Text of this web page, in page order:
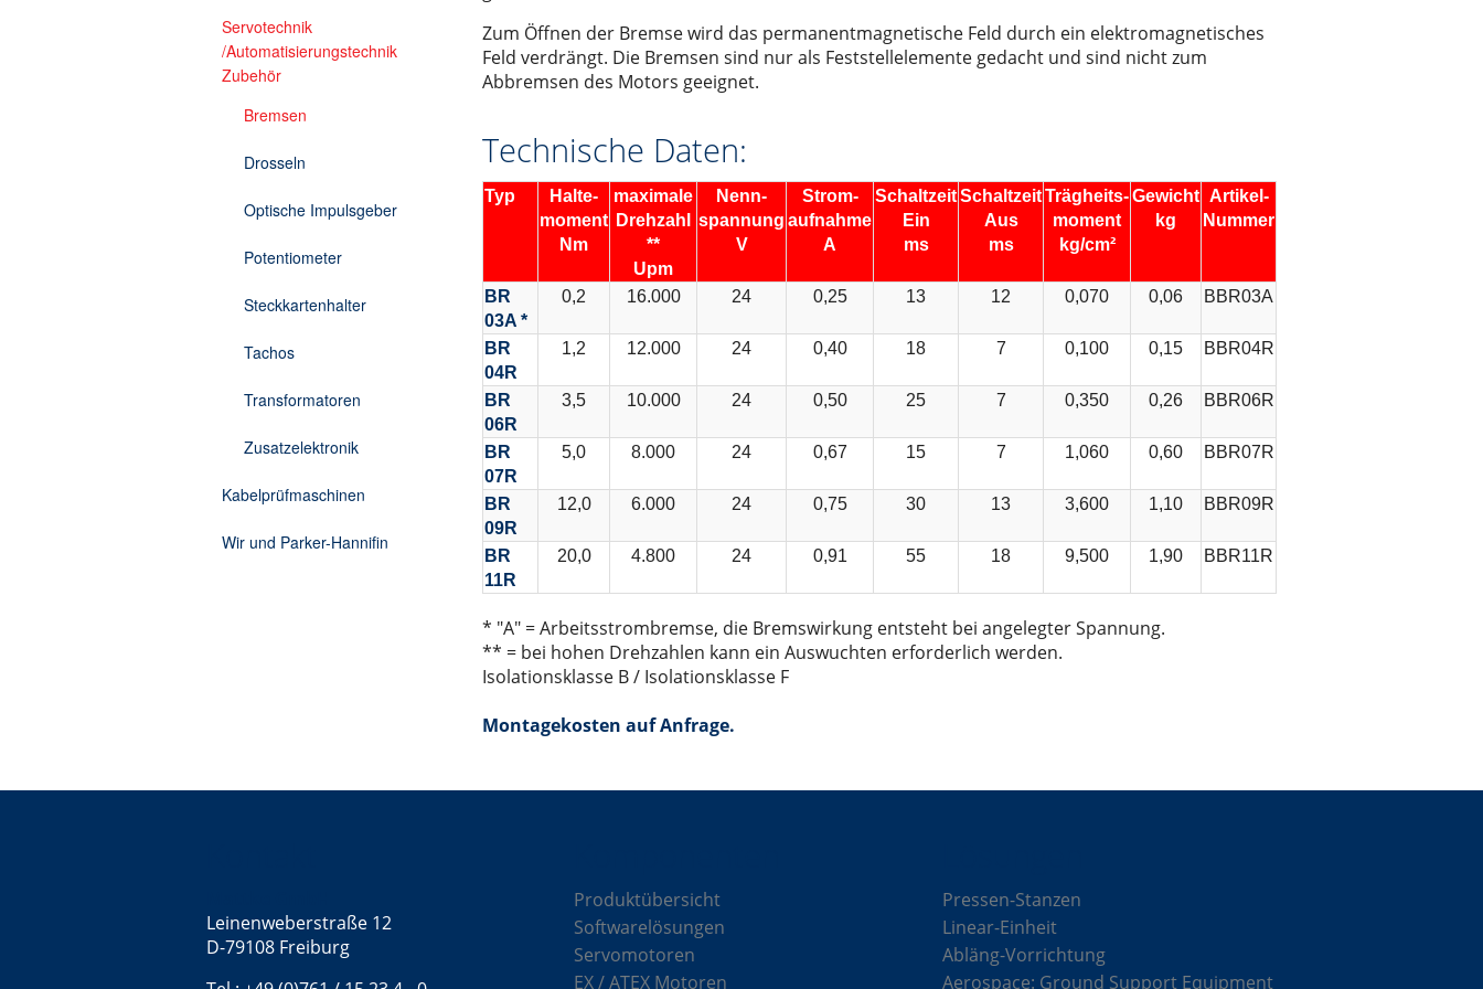
Kabelprüfmaschine Torsionstest
Servotechnik
/Automatisierungstechnik
Zubehör
Bremsen
Drosseln
Optische Impulsgeber
Potentiometer
Steckkartenhalter
Tachos
Transformatoren
Zusatzelektronik
Kabelprüfmaschinen
Wir und Parker-Hannifin
Zum Öffnen der Bremse wird das permanentmagnetische Feld durch ein elektromagnetisches
Feld verdrängt. Die Bremsen sind nur als Feststellelemente gedacht und sind nicht zum
Abbremsen des Motors geeignet.
Technische Daten:
Typ
Halte-
moment
Nm
maximale
Drehzahl
**
Upm
Nenn-
spannung
V
Strom-
aufnahme
A
Schaltzeit
Ein
ms
Schaltzeit
Aus
ms
Trägheits-
moment
kg/cm²
Gewicht
kg
Artikel-
Nummer
BR
03A *
0,2 16.000 24 0,25 13 12 0,070 0,06 BBR03A
BR
04R
1,2 12.000 24 0,40 18 7 0,100 0,15 BBR04R
BR
06R
3,5 10.000 24 0,50 25 7 0,350 0,26 BBR06R
BR
07R
5,0 8.000 24 0,67 15 7 1,060 0,60 BBR07R
BR
09R
12,0 6.000 24 0,75 30 13 3,600 1,10 BBR09R
BR
11R
20,0 4.800 24 0,91 55 18 9,500 1,90 BBR11R
* "A" = Arbeitsstrombremse, die Bremswirkung entsteht bei angelegter Spannung.
** = bei hohen Drehzahlen kann ein Auswuchten erforderlich werden.
Isolationsklasse B / Isolationsklasse F
Montagekosten auf Anfrage.
Leinenweberstraße 12
D-79108 Freiburg
Produktübersicht
Softwarelösungen
Servomotoren
EX / ATEX Motoren
Pressen-Stanzen
Linear-Einheit
Abläng-Vorrichtung
Aerospace: Ground Support Equipment